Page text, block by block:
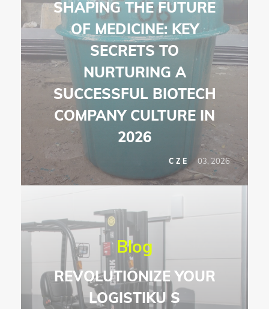
SHAPING THE FUTURE
OF MEDICINE: KEY
SECRETS TO
NURTURING A
SUCCESSFUL BIOTECH
COMPANY CULTURE IN
2026
CZE 03, 2026
Blog
REVOLUTIONIZE YOUR
LOGISTIKU S